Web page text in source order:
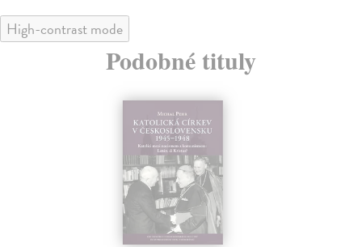
High-contrast mode
Podobné tituly